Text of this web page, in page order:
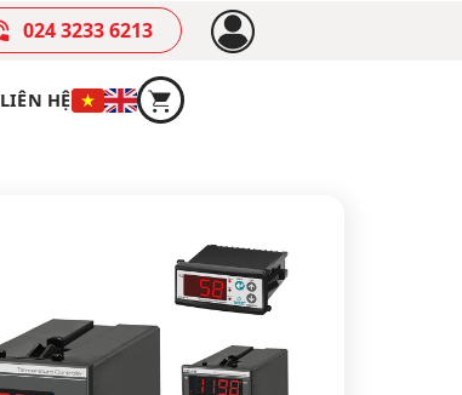
024 3233 6213
LIÊN HỆ